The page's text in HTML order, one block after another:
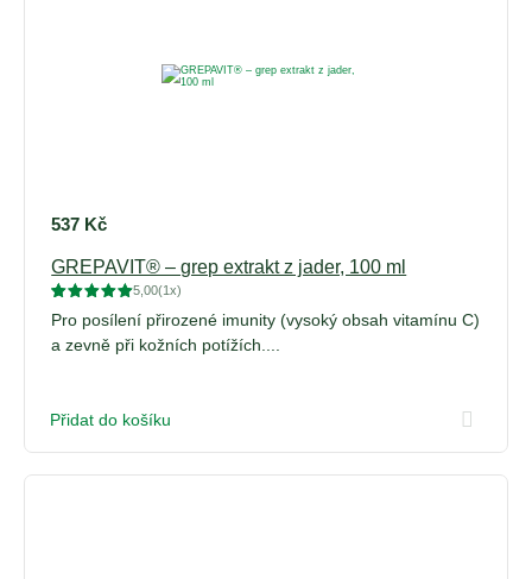
537 Kč
GREPAVIT® – grep extrakt z jader, 100 ml
Hodnoceno
5z 5 na
základě
1
hodnocení
5,00(1x)
Pro posílení přirozené imunity (vysoký obsah vitamínu C)
a zevně při kožních potížích....
Přidat do košíku